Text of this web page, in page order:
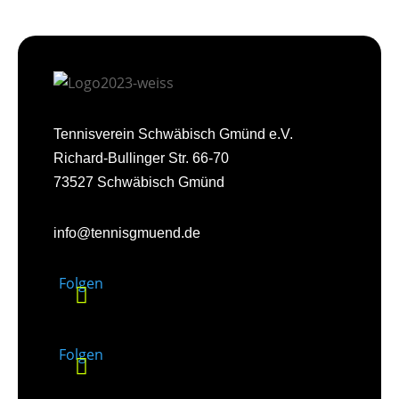
Tennisverein Schwäbisch Gmünd e.V.
Richard-Bullinger Str. 66-70
73527 Schwäbisch Gmünd
info@tennisgmuend.de
Folgen
Folgen